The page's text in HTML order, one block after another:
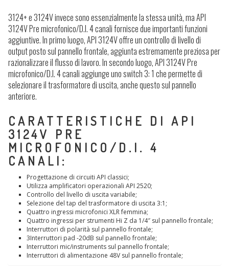
3124+ e 3124V invece sono essenzialmente la stessa unità, ma API
3124V Pre microfonico/D.I. 4 canali fornisce due importanti funzioni
aggiuntive. In primo luogo, API 3124V offre un controllo di livello di
output posto sul pannello frontale, aggiunta estremamente preziosa per
razionalizzare il flusso di lavoro. In secondo luogo, API 3124V Pre
microfonico/D.I. 4 canali aggiunge uno switch 3: 1 che permette di
selezionare il trasformatore di uscita, anche questo sul pannello
anteriore.
CARATTERISTICHE DI API
3124V PRE
MICROFONICO/D.I. 4
CANALI:
Progettazione di circuiti API classici;
Utilizza amplificatori operazionali API 2520;
Controllo del livello di uscita variabile;
Selezione del tap del trasformatore di uscita 3:1;
Quattro ingressi microfonici XLR femmina;
Quattro ingressi per strumenti Hi Z da 1/4″ sul pannello frontale;
Interruttori di polarità sul pannello frontale;
3Interruttori pad -20dB sul pannello frontale;
Interruttori mic/instruments sul pannello frontale;
Interruttori di alimentazione 48V sul pannello frontale;